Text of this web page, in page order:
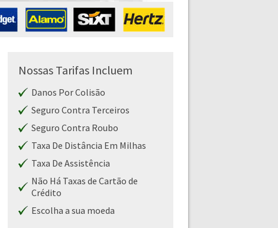
Nossas Tarifas Incluem
Danos Por Colisão
Seguro Contra Terceiros
Seguro Contra Roubo
Taxa De Distância Em Milhas
Taxa De Assistência
Não Há Taxas de Cartão de
Crédito
Escolha a sua moeda